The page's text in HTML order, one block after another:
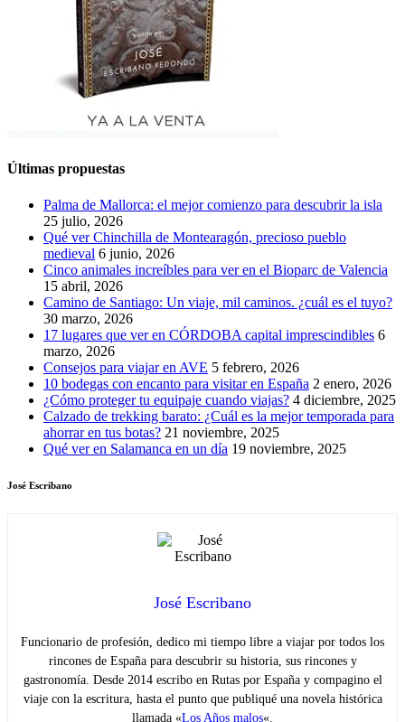
Últimas propuestas
Palma de Mallorca: el mejor comienzo para descubrir la isla
25 julio, 2026
Qué ver Chinchilla de Montearagón, precioso pueblo
medieval 6 junio, 2026
Cinco animales increíbles para ver en el Bioparc de Valencia
15 abril, 2026
Camino de Santiago: Un viaje, mil caminos. ¿cuál es el tuyo?
30 marzo, 2026
17 lugares que ver en CÓRDOBA capital imprescindibles 6
marzo, 2026
Consejos para viajar en AVE 5 febrero, 2026
10 bodegas con encanto para visitar en España 2 enero, 2026
¿Cómo proteger tu equipaje cuando viajas? 4 diciembre, 2025
Calzado de trekking barato: ¿Cuál es la mejor temporada para
ahorrar en tus botas? 21 noviembre, 2025
Qué ver en Salamanca en un día 19 noviembre, 2025
José Escribano
José Escribano
Funcionario de profesión, dedico mi tiempo libre a viajar por todos los
rincones de España para descubrir su historia, sus rincones y
gastronomía. Desde 2014 escribo en Rutas por España y compagino el
viaje con la escritura, hasta el punto que publiqué una novela histórica
llamada «Los Años malos«.